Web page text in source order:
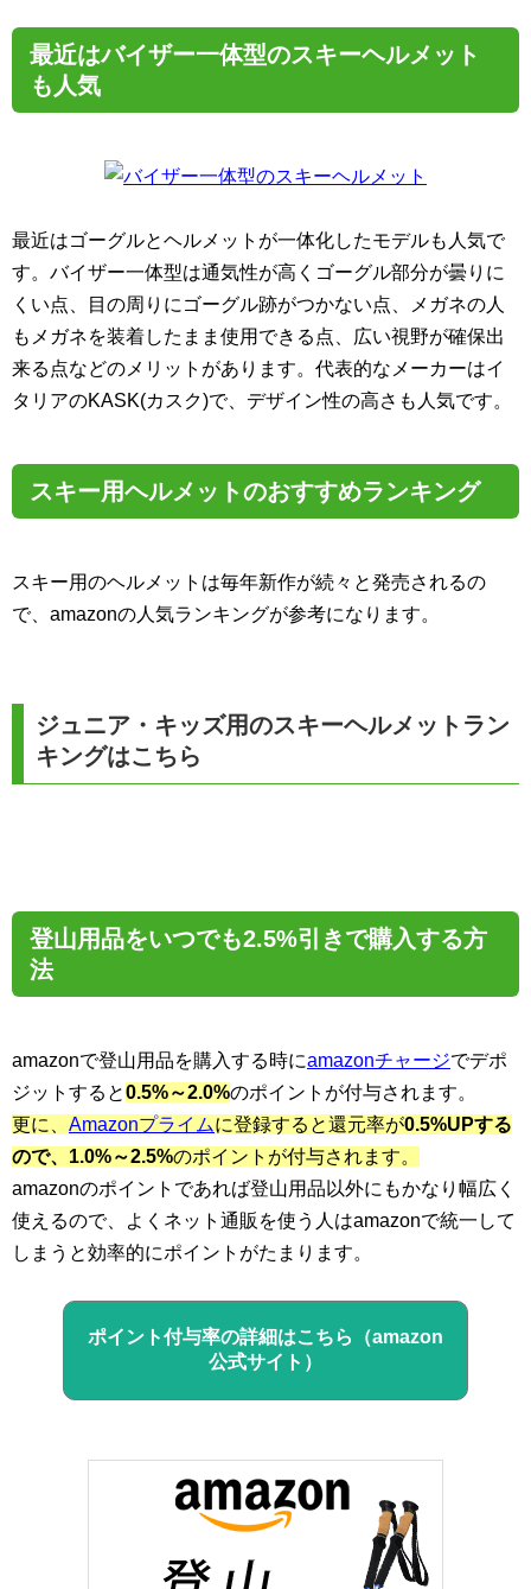
最近はバイザー一体型のスキーヘルメット
も人気
最近はゴーグルとヘルメットが一体化したモデルも人気で
す。バイザー一体型は通気性が高くゴーグル部分が曇りに
くい点、目の周りにゴーグル跡がつかない点、メガネの人
もメガネを装着したまま使用できる点、広い視野が確保出
来る点などのメリットがあります。代表的なメーカーはイ
タリアのKASK(カスク)で、デザイン性の高さも人気です。
スキー用ヘルメットのおすすめランキング
スキー用のヘルメットは毎年新作が続々と発売されるの
で、amazonの人気ランキングが参考になります。
ジュニア・キッズ用のスキーヘルメットラン
キングはこちら
登山用品をいつでも2.5%引きで購入する方
法
amazonで登山用品を購入する時にamazonチャージでデポ
ジットすると0.5%～2.0%のポイントが付与されます。
更に、 Amazonプライムに登録すると還元率が0.5%UPする
ので、1.0%～2.5%のポイントが付与されます。
amazonのポイントであれば登山用品以外にもかなり幅広く
使えるので、よくネット通販を使う人はamazonで統一して
しまうと効率的にポイントがたまります。
ポイント付与率の詳細はこちら（amazon
公式サイト）